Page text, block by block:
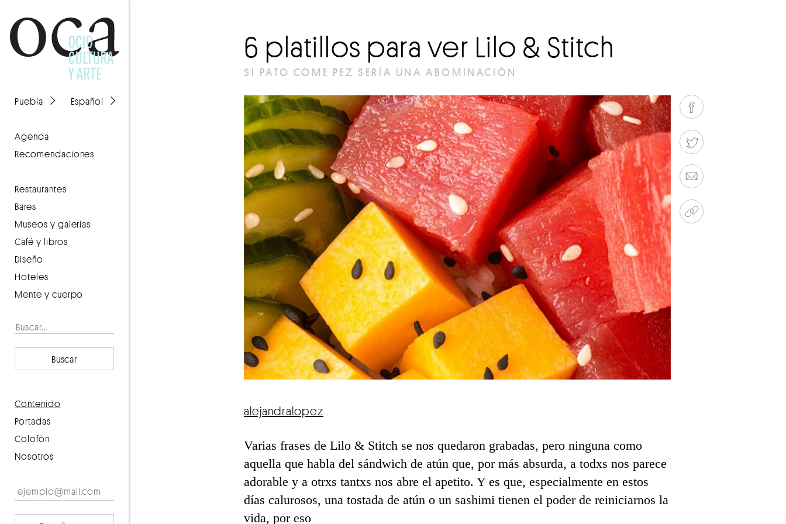
Puebla Español
agenda
recomendaciones
Restaurantes
Bares
Museos y galerías
Café y libros
Diseño
Hoteles
Mente y cuerpo
Buscar
contenido
portadas
Colofón
Nosotros
6 platillos para ver Lilo & Stitch
SI PATO COME PEZ SERÍA UNA ABOMINACIÓN
alejandralopez
Varias frases de Lilo & Stitch se nos quedaron grabadas, pero ninguna como
aquella que habla del sándwich de atún que, por más absurda, a todxs nos parece
adorable y a otrxs tantxs nos abre el apetito. Y es que, especialmente en estos
días calurosos, una tostada de atún o un sashimi tienen el poder de reiniciarnos la
vida, por eso